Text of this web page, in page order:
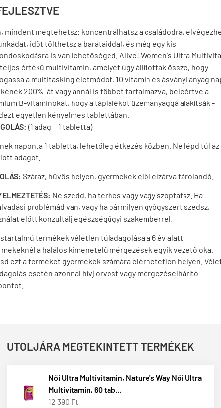
mindent megtehetsz: koncentrálhatsz a családodra,
időt tölthetsz a barátaiddal, és még egy kis
is van lehetőséged. Alive! Women's Ultra
értékű multivitamin, amelyet úgy állítottak össze, hogy
a multitasking életmódot, 10 vitamin és ásványi anyag
200%-át vagy annál is többet tartalmazva, beleértve a
B-vitaminokat, hogy a táplálékot üzemanyaggá alakítsák -
egyetlen kényelmes tablettában.
(1 adag = 1 tabletta)
naponta 1 tabletta, lehetőleg étkezés közben. Ne lépd túl az
adagot.
Száraz, hűvös helyen, gyermekek elől elzárva tárolandó.
Ne szedd, ha terhes vagy vagy szoptatsz. Ha
problémád van, vagy ha bármilyen gyógyszert szedsz,
előtt konzultálj egészségügyi szakemberrel.
termékek véletlen túladagolása a 6 év alatti
a halálos kimenetelű mérgezések egyik vezető oka.
ezt a terméket gyermekek számára elérhetetlen helyen.
esetén azonnal hívj orvost vagy mérgezéselhárító
UTOLJÁRA MEGTEKINTETT TERMÉKEK
Női Ultra Multivitamin, Nature's Way Női Ultra
Multivitamin, 60 tab...
12 390 Ft